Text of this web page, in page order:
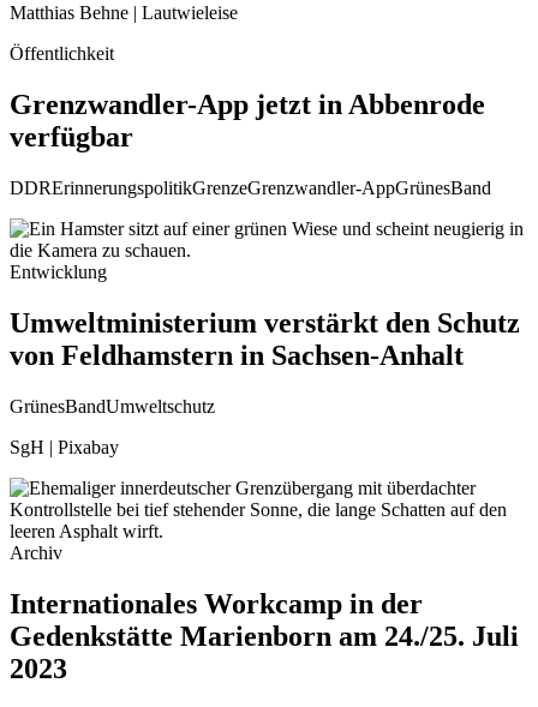
Matthias Behne | Lautwieleise
Öffentlichkeit
Grenzwandler-App jetzt in Abbenrode
verfügbar
DDRErinnerungspolitikGrenzeGrenzwandler-AppGrünesBand
Entwicklung
Umweltministerium verstärkt den Schutz
von Feldhamstern in Sachsen-Anhalt
GrünesBandUmweltschutz
SgH | Pixabay
Archiv
Internationales Workcamp in der
Gedenkstätte Marienborn am 24./25. Juli
2023